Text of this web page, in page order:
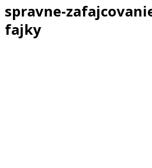
spravne-
fajky